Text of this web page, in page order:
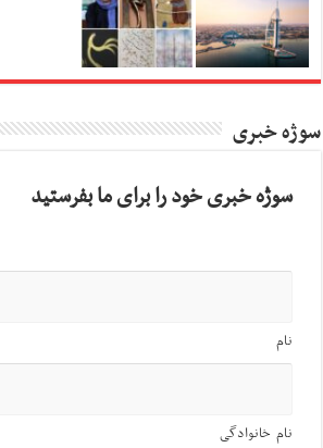
سوژه خبری
سوژه خبری خود را برای ما بفرستید
نام
نام خانوادگی